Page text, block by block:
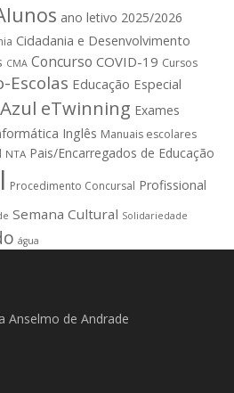
ano letivo 2025/2026
Cidadania e Desenvolvimento
CMA Concurso COVID-19 Cursos
Escolas Educação Especial
eTwinning Exames
Inglês Manuais escolares
NTA Pais/Encarregados de Educação
Procedimento Concursal Profissional
Semana Cultural Solidariedade
água
Anselmo de Andrade